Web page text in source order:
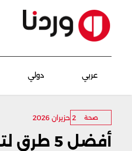
عربي دولي
صحة 2 حزيران 2026
أفضل 5 طرق لتصغير المسام الواسعة طبيعيًا